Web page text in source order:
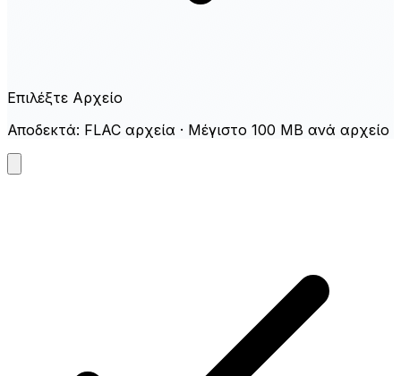
Επιλέξτε Αρχείο
Αποδεκτά: FLAC αρχεία · Μέγιστο 100 MB ανά αρχείο